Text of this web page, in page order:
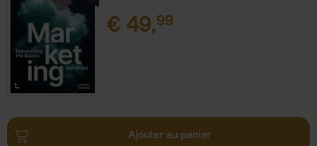
€ 49,99
Ajouter au panier